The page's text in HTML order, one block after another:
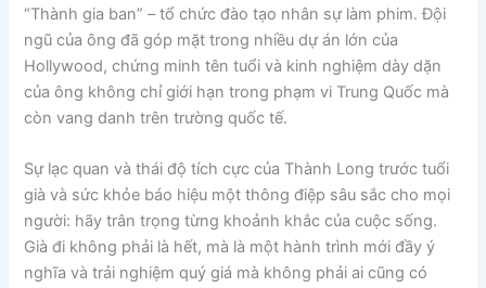
“Thành gia ban” – tổ chức đào tạo nhân sự làm phim. Đội
ngũ của ông đã góp mặt trong nhiều dự án lớn của
Hollywood, chứng minh tên tuổi và kinh nghiệm dày dặn
của ông không chỉ giới hạn trong phạm vi Trung Quốc mà
còn vang danh trên trường quốc tế.
Sự lạc quan và thái độ tích cực của Thành Long trước tuổi
già và sức khỏe báo hiệu một thông điệp sâu sắc cho mọi
người: hãy trân trọng từng khoảnh khắc của cuộc sống.
Già đi không phải là hết, mà là một hành trình mới đầy ý
nghĩa và trải nghiệm quý giá mà không phải ai cũng có